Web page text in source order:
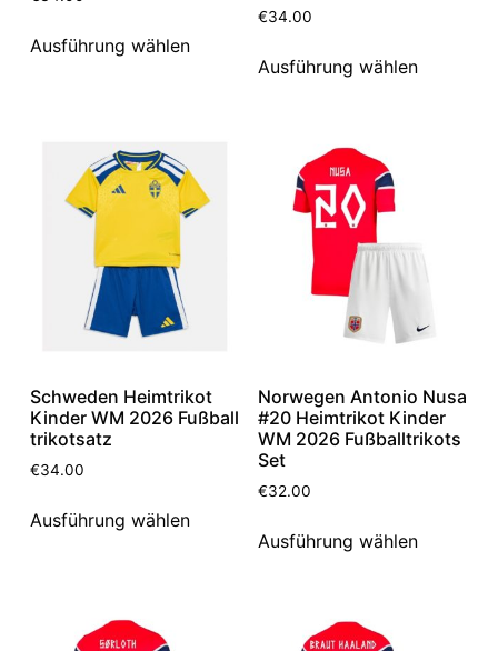
Ausführung wählen
€34.00
Ausführung wählen
Schweden Heimtrikot
Kinder WM 2026 Fußball
trikotsatz
€34.00
Ausführung wählen
Norwegen Antonio Nusa
#20 Heimtrikot Kinder
WM 2026 Fußballtrikots
Set
€32.00
Ausführung wählen